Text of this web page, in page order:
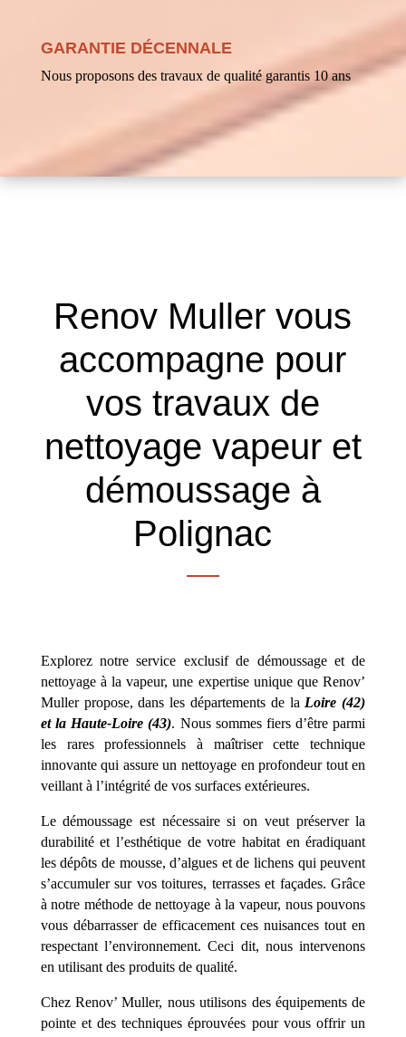
GARANTIE DÉCENNALE
Nous proposons des travaux de qualité garantis 10 ans
Renov Muller vous
accompagne pour
vos travaux de
nettoyage vapeur et
démoussage à
Polignac
Explorez notre service exclusif de démoussage et de
nettoyage à la vapeur, une expertise unique que Renov’
Muller propose, dans les départements de la Loire (42)
et la Haute-Loire (43). Nous sommes fiers d’être parmi
les rares professionnels à maîtriser cette technique
innovante qui assure un nettoyage en profondeur tout en
veillant à l’intégrité de vos surfaces extérieures.
Le démoussage est nécessaire si on veut préserver la
durabilité et l’esthétique de votre habitat en éradiquant
les dépôts de mousse, d’algues et de lichens qui peuvent
s’accumuler sur vos toitures, terrasses et façades. Grâce
à notre méthode de nettoyage à la vapeur, nous pouvons
vous débarrasser de efficacement ces nuisances tout en
respectant l’environnement. Ceci dit, nous intervenons
en utilisant des produits de qualité.
Chez Renov’ Muller, nous utilisons des équipements de
pointe et des techniques éprouvées pour vous offrir un